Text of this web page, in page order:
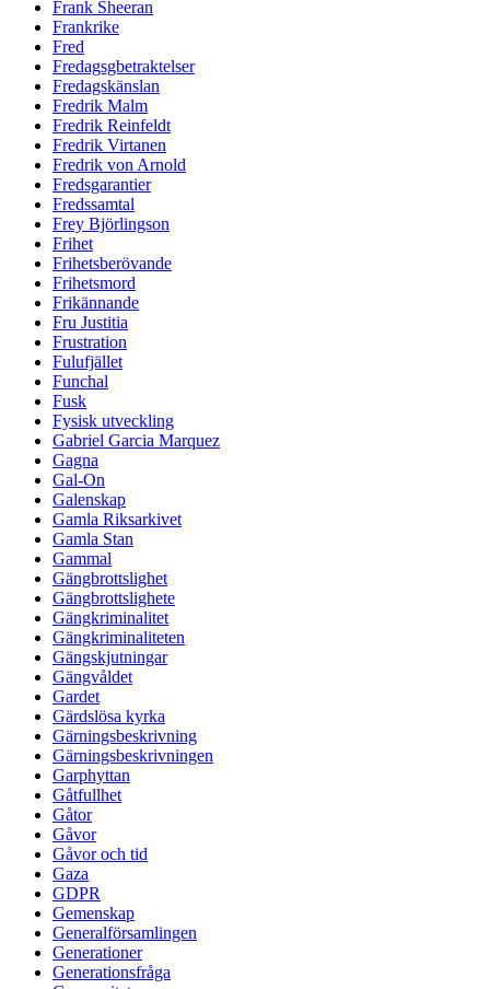
Frank Sheeran
Frankrike
Fred
Fredagsgbetraktelser
Fredagskänslan
Fredrik Malm
Fredrik Reinfeldt
Fredrik Virtanen
Fredrik von Arnold
Fredsgarantier
Fredssamtal
Frey Björlingson
Frihet
Frihetsberövande
Frihetsmord
Frikännande
Fru Justitia
Frustration
Fulufjället
Funchal
Fusk
Fysisk utveckling
Gabriel Garcia Marquez
Gagna
Gal-On
Galenskap
Gamla Riksarkivet
Gamla Stan
Gammal
Gängbrottslighet
Gängbrottslighete
Gängkriminalitet
Gängkriminaliteten
Gängskjutningar
Gängvåldet
Gardet
Gärdslösa kyrka
Gärningsbeskrivning
Gärningsbeskrivningen
Garphyttan
Gåtfullhet
Gåtor
Gåvor
Gåvor och tid
Gaza
GDPR
Gemenskap
Generalförsamlingen
Generationer
Generationsfråga